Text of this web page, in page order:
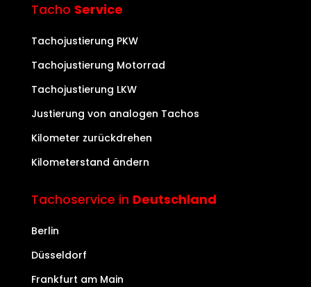
Tacho Service
Tachojustierung PKW
Tachojustierung Motorrad
Tachojustierung LKW
Justierung von analogen Tachos
Kilometer zurückdrehen
Kilometerstand ändern
Tachoservice in Deutschland
Berlin
Düsseldorf
Frankfurt am Main